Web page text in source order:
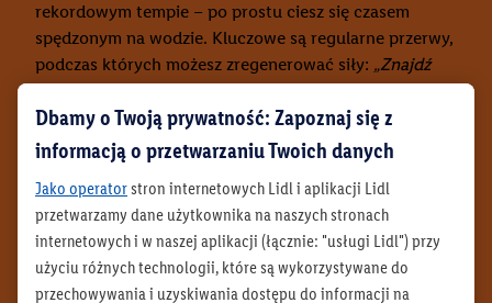
rekordowym tempie – po prostu ciesz się czasem
spędzonym na wodzie. Kluczowe są regularne przerwy,
podczas których możesz zregenerować siły: „Znajdź
spokojne miejsce, pij dużo wody i chroń się przed
słońcem. W dwóch strefach bagażowych – na dziobie i
rufie deski – jest wystarczająco dużo miejsca na
wszystko, czego potrzebujesz, i zawsze masz to pod
ręką”– radzi Valentin.
Dbamy o Twoją prywatność: Zapoznaj się z
informacją o przetwarzaniu Twoich danych
Jako operatorstron internetowych Lidl i aplikacji Lidl
przetwarzamy dane użytkownika na naszych stronach
internetowych i w naszej aplikacji (łącznie: "usługi Lidl") przy
użyciu różnych technologii, które są wykorzystywane do
przechowywania i uzyskiwania dostępu do informacji na